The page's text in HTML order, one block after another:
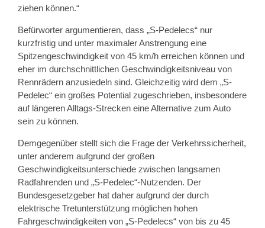
ziehen können.“
Befürworter argumentieren, dass „S-Pedelecs“ nur
kurzfristig und unter maximaler Anstrengung eine
Spitzengeschwindigkeit von 45 km/h erreichen können und
eher im durchschnittlichen Geschwindigkeitsniveau von
Rennrädern anzusiedeln sind. Gleichzeitig wird dem „S-
Pedelec“ ein großes Potential zugeschrieben, insbesondere
auf längeren Alltags-Strecken eine Alternative zum Auto
sein zu können.
Demgegenüber stellt sich die Frage der Verkehrssicherheit,
unter anderem aufgrund der großen
Geschwindigkeitsunterschiede zwischen langsamen
Radfahrenden und „S-Pedelec“-Nutzenden. Der
Bundesgesetzgeber hat daher aufgrund der durch
elektrische Tretunterstützung möglichen hohen
Fahrgeschwindigkeiten von „S-Pedelecs“ von bis zu 45